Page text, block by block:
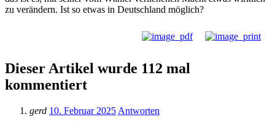
zu verändern. Ist so etwas in Deutschland möglich?
Dieser Artikel wurde 112 mal
kommentiert
gerd 10. Februar 2025 Antworten